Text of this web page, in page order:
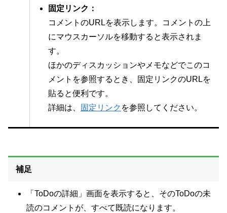
固定リンク：
コメントのURLを表示します。コメントの上
にマウスカーソルを移動すると表示されま
す。
ほかのディスカッションやメモなどでこのコ
メントを参照するとき、固定リンクのURLを
貼ると便利です。
詳細は、
固定リンク を参照してください。
補足
「ToDoの詳細」画面を表示すると、そのToDoの未
読のコメントが、すべて既読になります。